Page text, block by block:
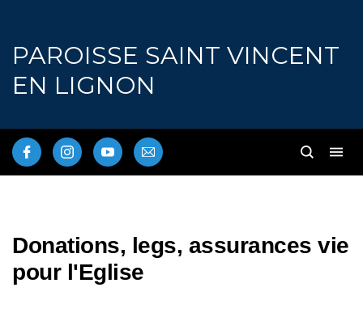
PAROISSE SAINT VINCENT
EN LIGNON
Donations, legs, assurances vie
pour l'Eglise